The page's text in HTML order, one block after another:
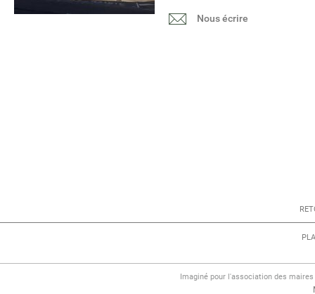
Nous écrire
Imaginé pour l'association des